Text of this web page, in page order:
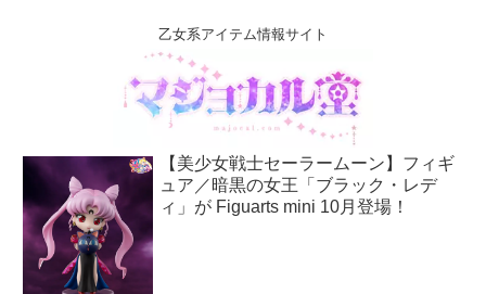
乙女系アイテム情報サイト
【美少女戦士セーラームーン】フィギ
ュア／暗黒の女王「ブラック・レデ
ィ」が Figuarts mini 10月登場！